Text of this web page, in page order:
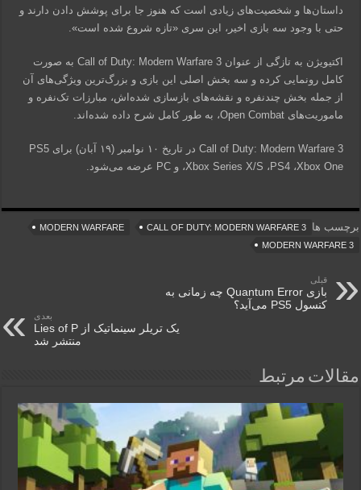
داستان‌ها و شخصیت‌های زیادی است که هنوز جا برای پوشش دادن دارند و
حتی با وجود سه بازی اخیر، این سری «تازه شروع شده است».
اکتیویژن به تازگی از عنوان Call of Duty: Modern Warfare 3 به صورت
کامل رونمایی کرده و سه بخش اصلی این بازی و بزرگ‌ترین ویژگی‌های آن
از جمله بخش چندنفره و نقشه‌های بازسازی شده‌اش، مبارزات تک‌نفره و
ماموریت‌های Open Combat، به طور کامل شرح داده شده‌اند.
Call of Duty: Modern Warfare 3 در تاریخ ۱۰ نوامبر (۱۹ آبان) برای PS5
،Xbox Series X/S ،PS4 ،Xbox One و PC عرضه می‌شود.
برچسب ها CALL OF DUTY: MODERN WARFARE 3
MODERN WARFARE
MODERN WARFARE 3
قبلی
بازی Quantum Error چه زمانی به
کنسول PS5 می‌آید؟
بعدی
یک تریلر سینماتیک از Lies of P
منتشر شد
مقالات مرتبط